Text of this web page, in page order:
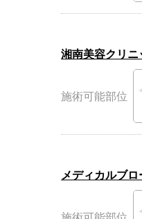
湘南美容クリニ
施術可能部位
メディカルブロ